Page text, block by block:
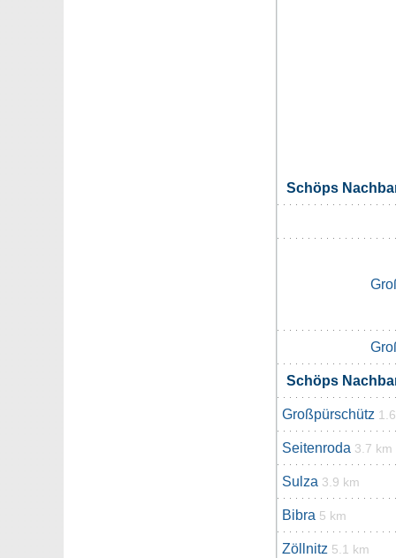
Schöps
Schöps
Großpürschütz
Seitenroda 3.7 km
Sulza 3.9 km
Bibra 5 km
Zöllnitz 5.1 km